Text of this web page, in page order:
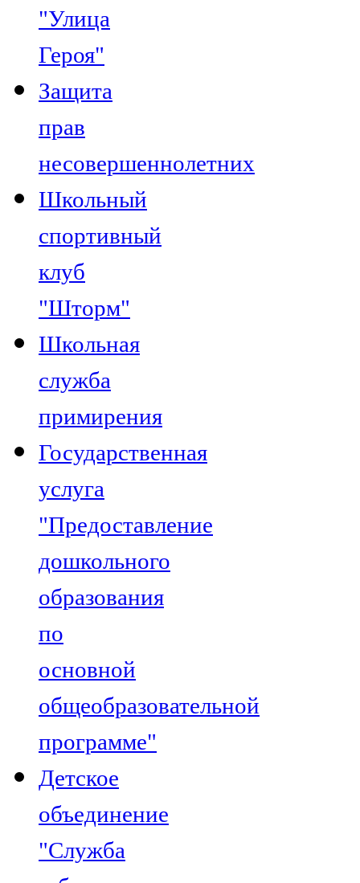
"Улица
Героя"
Защита
прав
несовершеннолетних
Школьный
спортивный
клуб
"Шторм"
Школьная
служба
примирения
Государственная
услуга
"Предоставление
дошкольного
образования
по
основной
общеобразовательной
программе"
Детское
объединение
"Служба